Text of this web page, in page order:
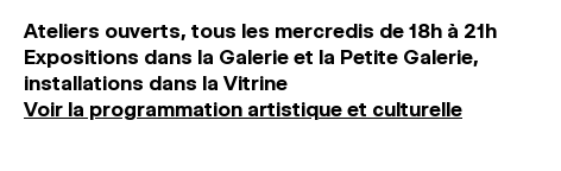
Ateliers ouverts, tous les mercredis de 18h à 21h
Expositions dans la Galerie et la Petite Galerie,
installations dans la Vitrine
Voir la programmation artistique et culturelle